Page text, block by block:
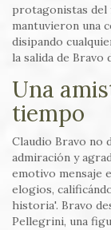
protagonistas del
mantuvieron una
disipando
la salida de Bravo
Una
tiempo
Claudio Bravo no
admiración y
emotivo mensaje
elogios,
historia'. Bravo
Pellegrini, una